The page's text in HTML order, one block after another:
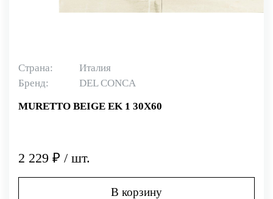
Страна:
Италия
Бренд:
DEL CONCA
MURETTO BEIGE EK 1 30X60
2 229 ₽ / шт.
В корзину